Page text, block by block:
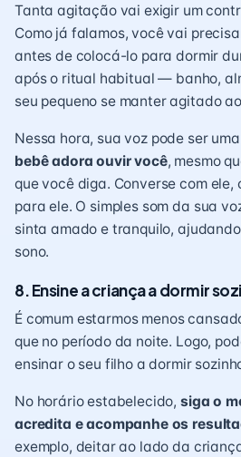
Tanta agitação vai exigir um
Como já falamos, você vai
antes de colocá-lo para dormir
após o ritual habitual — banho,
seu pequeno se manter agitado
Nessa hora, sua voz pode ser
bebê adora ouvir você, mesmo
que você diga. Converse com
para ele. O simples som da sua
sinta amado e tranquilo,
sono.
8. Ensine a criança a dormir
É comum estarmos menos
que no período da noite. Logo,
ensinar o seu filho adormir
No horário estabelecido, siga o
acredita e acompanhe os
exemplo, deitar ao lado da